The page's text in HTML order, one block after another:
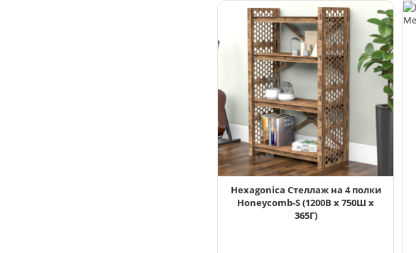
Hexagonica Стеллаж на 4 полки
Honeycomb-S (1200В х 750Ш х
365Г)